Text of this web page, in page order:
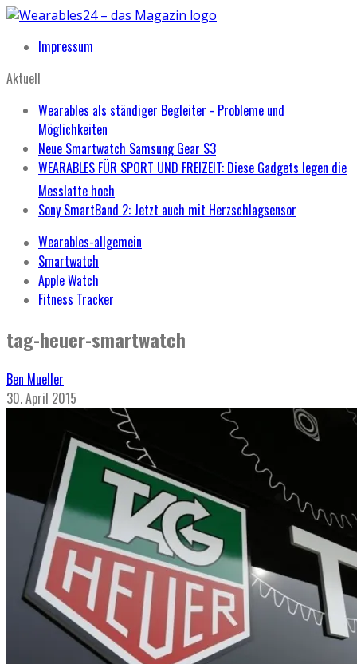
Impressum
Aktuell
Wearables als ständiger Begleiter - Probleme und
Möglichkeiten
Neue Smartwatch Samsung Gear S3
WEARABLES FÜR SPORT UND FREIZEIT: Diese Gadgets legen die
Messlatte hoch
Sony SmartBand 2: Jetzt auch mit Herzschlagsensor
Wearables-allgemein
Smartwatch
Apple Watch
Fitness Tracker
tag-heuer-smartwatch
Ben Mueller
30. April 2015